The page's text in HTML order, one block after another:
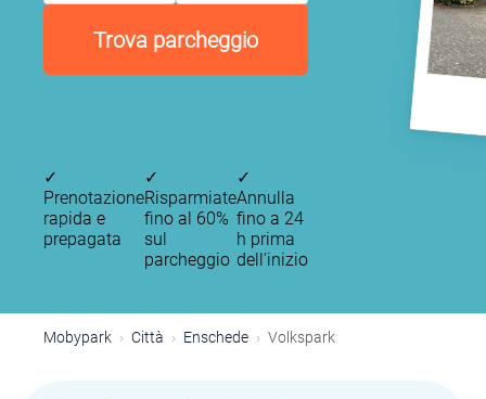
Trova parcheggio
✓
Prenotazione
rapida e
prepagata
✓
Risparmiate
fino al 60%
sul
parcheggio
✓
Annulla
fino a 24
h prima
dell’inizio
Mobypark Città Enschede Volkspark